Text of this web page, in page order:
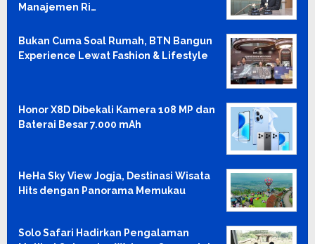
Manajemen Ri…
Bukan Cuma Soal Rumah, BTN Bangun
Experience Lewat Fashion & Lifestyle
Honor X8D Dibekali Kamera 108 MP dan
Baterai Besar 7.000 mAh
HeHa Sky View Jogja, Destinasi Wisata
Hits dengan Panorama Memukau
Solo Safari Hadirkan Pengalaman